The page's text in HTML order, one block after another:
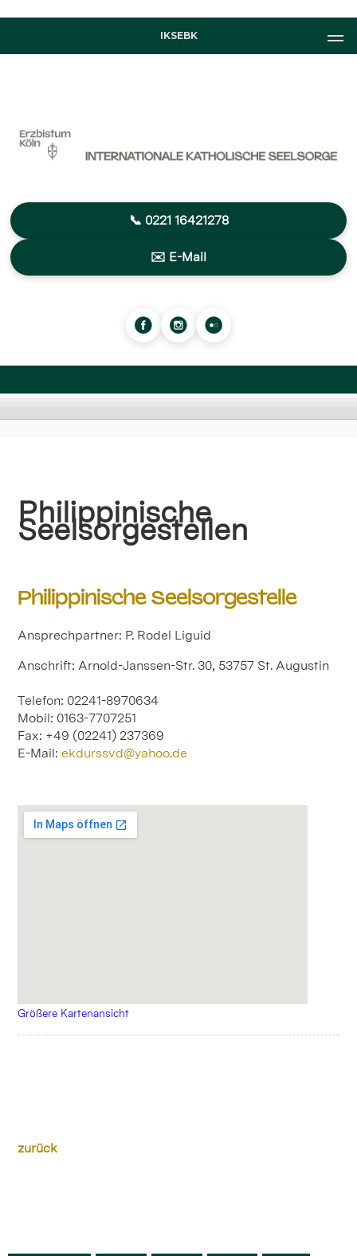
IKSEBK
📞 0221 16421278
✉️ E-Mail
Philippinische
Seelsorgestellen
Philippinische Seelsorgestelle
Ansprechpartner: P. Rodel Liguid
Anschrift: Arnold-Janssen-Str. 30, 53757 St. Augustin
Telefon: 02241-8970634
Mobil: 0163-7707251
Fax: +49 (02241) 237369
E-Mail: ekdurssvd@yahoo.de
Größere Kartenansicht
zurück